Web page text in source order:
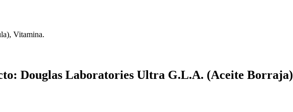
Vitamina.
Douglas Laboratories Ultra G.L.A. (Aceite Borraja)